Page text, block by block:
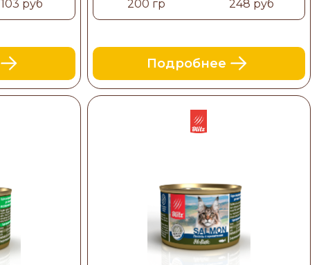
103 руб 200 гр 248 руб
Подробнее